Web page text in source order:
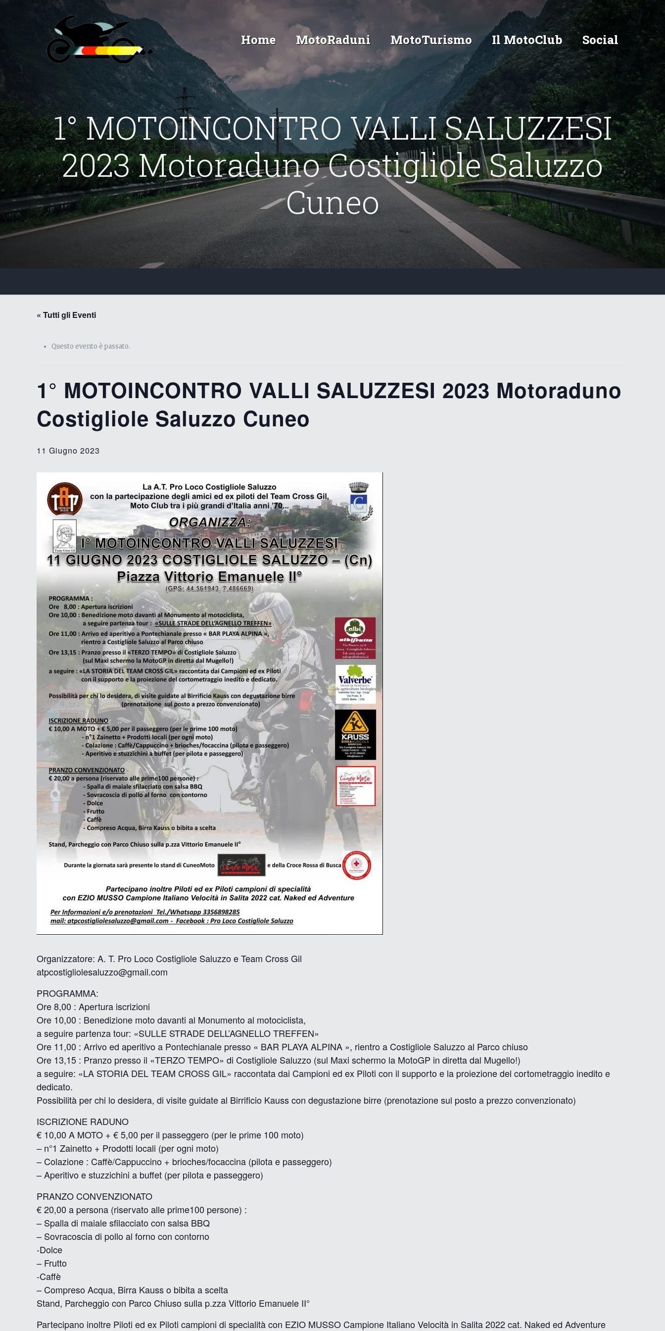
Home MotoRaduni MotoTurismo Il MotoClub Social
1° MOTOINCONTRO VALLI SALUZZESI
2023 Motoraduno Costigliole Saluzzo
Cuneo
« Tutti gli Eventi
Questo evento è passato.
1° MOTOINCONTRO VALLI SALUZZESI 2023 Motoraduno
Costigliole Saluzzo Cuneo
11 Giugno 2023
Organizzatore: A. T. Pro Loco Costigliole Saluzzo e Team Cross Gil
atpcostigliolesaluzzo@gmail.com
PROGRAMMA:
Ore 8,00 : Apertura iscrizioni
Ore 10,00 : Benedizione moto davanti al Monumento al motociclista,
a seguire partenza tour: «SULLE STRADE DELL’AGNELLO TREFFEN»
Ore 11,00 : Arrivo ed aperitivo a Pontechianale presso « BAR PLAYA ALPINA », rientro a Costigliole Saluzzo al Parco chiuso
Ore 13,15 : Pranzo presso il «TERZO TEMPO» di Costigliole Saluzzo (sul Maxi schermo la MotoGP in diretta dal Mugello!)
a seguire: «LA STORIA DEL TEAM CROSS GIL» raccontata dai Campioni ed ex Piloti con il supporto e la proiezione del cortometraggio inedito e
dedicato.
Possibilità per chi lo desidera, di visite guidate al Birrificio Kauss con degustazione birre (prenotazione sul posto a prezzo convenzionato)
ISCRIZIONE RADUNO
€ 10,00 A MOTO + € 5,00 per il passeggero (per le prime 100 moto)
– n°1 Zainetto + Prodotti locali (per ogni moto)
– Colazione : Caffè/Cappuccino + brioches/focaccina (pilota e passeggero)
– Aperitivo e stuzzichini a buffet (per pilota e passeggero)
PRANZO CONVENZIONATO
€ 20,00 a persona (riservato alle prime100 persone) :
– Spalla di maiale sfilacciato con salsa BBQ
– Sovracoscia di pollo al forno con contorno
-Dolce
– Frutto
-Caffè
– Compreso Acqua, Birra Kauss o bibita a scelta
Stand, Parcheggio con Parco Chiuso sulla p.zza Vittorio Emanuele II°
Partecipano inoltre Piloti ed ex Piloti campioni di specialità con EZIO MUSSO Campione Italiano Velocità in Salita 2022 cat. Naked ed Adventure